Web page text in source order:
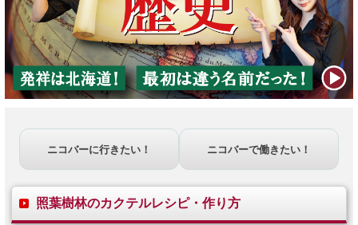
ニコバーに行きたい！ ニコバーで働きたい！
照葉樹林のカクテルレシピ・作り方